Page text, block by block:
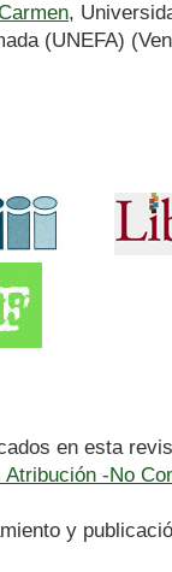
,
(UNEFA)
en esta
-No
y